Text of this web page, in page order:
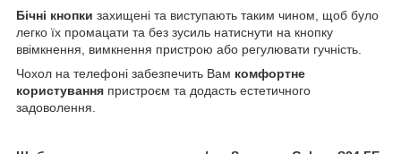
Бічні кнопки захищені та виступають таким чином, щоб було
легко їх промацати та без зусиль натиснути на кнопку
ввімкнення, вимкнення пристрою або регулювати гучність.
Чохол на телефоні забезпечить Вам комфортне
користування пристроєм та додасть естетичного
задоволення.